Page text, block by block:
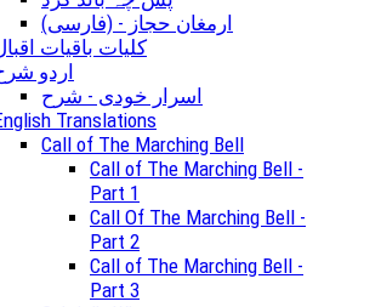
(ارمغان حجاز - (فارسی
کلیات باقیات
اردو
اسرار خودی - شرح
Translations
Call of The Marching Bell
Call of The Marching Bell -
Part 1
Call Of The Marching Bell -
Part 2
Call of The Marching Bell -
Part 3